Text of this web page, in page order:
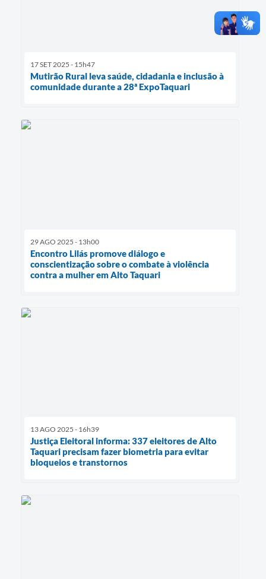
17 SET 2025 - 15h47
Mutirão Rural leva saúde, cidadania e inclusão à
comunidade durante a 28ª ExpoTaquari
29 AGO 2025 - 13h00
Encontro Lilás promove diálogo e
conscientização sobre o combate à violência
contra a mulher em Alto Taquari
13 AGO 2025 - 16h39
Justiça Eleitoral informa: 337 eleitores de Alto
Taquari precisam fazer biometria para evitar
bloqueios e transtornos